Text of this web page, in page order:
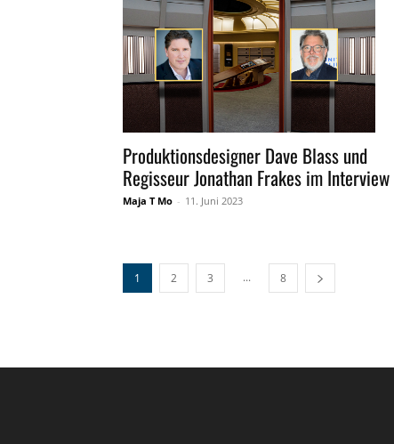
Produktionsdesigner Dave Blass und
Regisseur Jonathan Frakes im Interview
Maja T Mo - 11. Juni 2023
1 2 3 ... 8